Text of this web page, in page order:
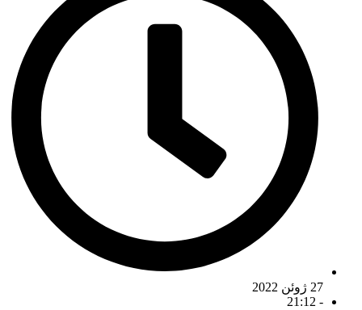
27 ژوئن 2022
-
21:12